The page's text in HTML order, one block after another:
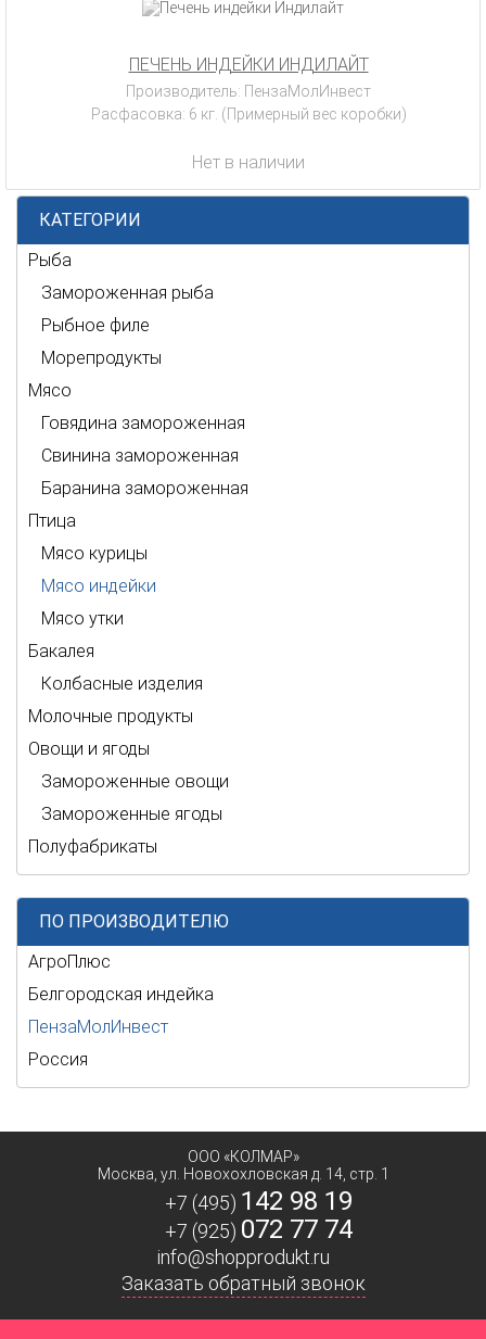
ПЕЧЕНЬ ИНДЕЙКИ ИНДИЛАЙТ
Производитель: ПензаМолИнвест
Расфасовка: 6 кг. (Примерный вес коробки)
Нет в наличии
КАТЕГОРИИ
Рыба
Замороженная рыба
Рыбное филе
Морепродукты
Мясо
Говядина замороженная
Свинина замороженная
Баранина замороженная
Птица
Мясо курицы
Мясо индейки
Мясо утки
Бакалея
Колбасные изделия
Молочные продукты
Овощи и ягоды
Замороженные овощи
Замороженные ягоды
Полуфабрикаты
ПО ПРОИЗВОДИТЕЛЮ
АгроПлюс
Белгородская индейка
ПензаМолИнвест
Россия
ООО «КОЛМАР»
Москва, ул. Новохохловская д. 14, стр. 1
+7 (495) 142 98 19
+7 (925) 072 77 74
info@shopprodukt.ru
Заказать обратный звонок